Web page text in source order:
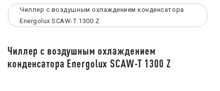
Чиллер с воздушным охлаждением конденсатора
Energolux SCAW-T 1300 Z
Чиллер с воздушным охлаждением
конденсатора Energolux SCAW-T 1300 Z